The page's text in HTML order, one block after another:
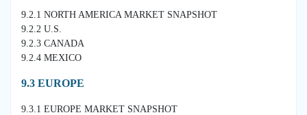
9.2.1 NORTH AMERICA MARKET SNAPSHOT
9.2.2 U.S.
9.2.3 CANADA
9.2.4 MEXICO
9.3 EUROPE
9.3.1 EUROPE MARKET SNAPSHOT